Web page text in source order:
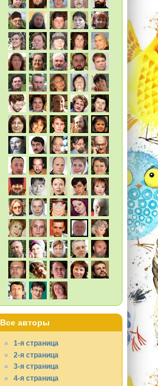
Все авторы
1-я страница
2-я страница
3-я страница
4-я страница